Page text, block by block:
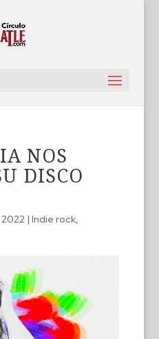
NOS
DISCO
| Indie rock,